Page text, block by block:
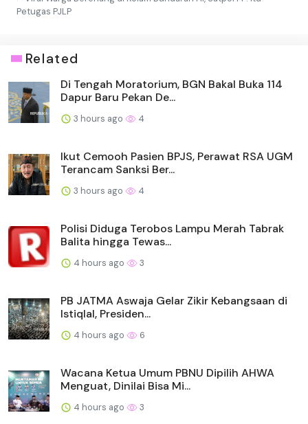
Petugas PJLP
Related
Di Tengah Moratorium, BGN Bakal Buka 114
Dapur Baru Pekan De...
3 hours ago 4
Ikut Cemooh Pasien BPJS, Perawat RSA UGM
Terancam Sanksi Ber...
3 hours ago 4
Polisi Diduga Terobos Lampu Merah Tabrak
Balita hingga Tewas...
4 hours ago 3
PB JATMA Aswaja Gelar Zikir Kebangsaan di
Istiqlal, Presiden...
4 hours ago 6
Wacana Ketua Umum PBNU Dipilih AHWA
Menguat, Dinilai Bisa Mi...
4 hours ago 3